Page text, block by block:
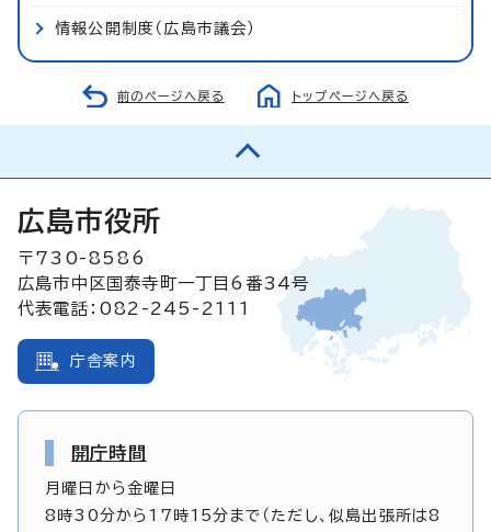
情報公開制度（広島市議会）
前のページへ戻る トップページへ戻る
広島市役所
〒730-8586
広島市中区国泰寺町一丁目6番34号
代表電話：082-245-2111
庁舎案内
開庁時間
月曜日から金曜日
8時30分から17時15分まで（ただし、似島出張所は8